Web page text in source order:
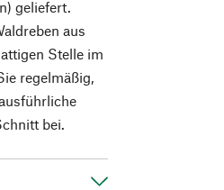
geliefert.
aus
Stelle im
regelmäßig,
bei.